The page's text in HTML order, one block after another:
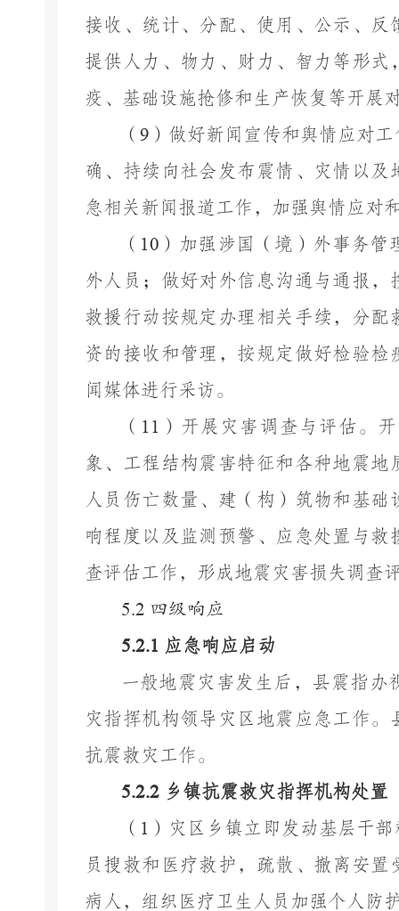
接收、统计、分配、使用、公示、
提供人力、物力、财力、智力等形
疫、基础设施抢修和生产恢复等开展
（ 9 ）做好新闻宣传和舆情应对
确、持续向社会发布震情、灾情以
急相关新闻报道工作，加强舆情应对
（ 10 ）加强涉国（境）外事务
外人员；做好对外信息沟通与通报
救援行动按规定办理相关手续，分
资的接收和管理，按规定做好检验
闻媒体进行采访。
（ 11 ）开展灾害调查与评估。
象、工程结构震害特征和各种地震
人员伤亡数量、建（构）筑物和基
响程度以及监测预警、应急处置与
查评估工作，形成地震灾害损失调查
5.2 四级响应
5.2.1 应急响应启动
一般地震灾害发生后，县震指
灾指挥机构领导灾区地震应急工作
抗震救灾工作。
5.2.2 乡镇抗震救灾指挥机构处置
（ 1 ）灾区乡镇立即发动基层干
员搜救和医疗救护，疏散、撤离安
病人，组织医疗卫生人员加强个人防